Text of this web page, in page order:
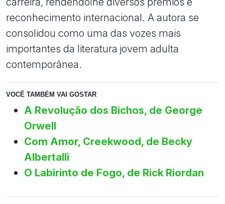
reconhecimento internacional. A autora se
consolidou como uma das vozes mais
importantes da literatura jovem adulta
contemporânea.
VOCÊ TAMBÉM VAI GOSTAR
A Revolução dos Bichos, de George
Orwell
Com Amor, Creekwood, de Becky
Albertalli
O Labirinto de Fogo, de Rick Riordan